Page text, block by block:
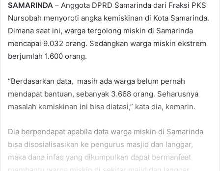
SAMARINDA – Anggota DPRD Samarinda dari Fraksi PKS
Nursobah menyoroti angka kemiskinan di Kota Samarinda.
Dimana saat ini, warga tergolong miskin di Samarinda
mencapai 9.032 orang. Sedangkan warga miskin ekstrem
berjumlah 1.600 orang.
“Berdasarkan data, masih ada warga belum pernah
mendapat bantuan, sebanyak 3.668 orang. Seharusnya
masalah kemiskinan ini bisa diatasi,” kata dia, kemarin.
Dia berpendapat apabila data warga miskin di Samarinda
bisa disosialisasikan ke pengurus masjid dan langgar,
maka dana infaq yang dikumpulkan dapat bermanfaat